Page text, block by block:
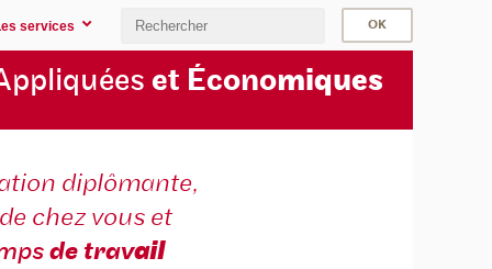
services
et Économiques
diplômante,
chez vous et
de travail